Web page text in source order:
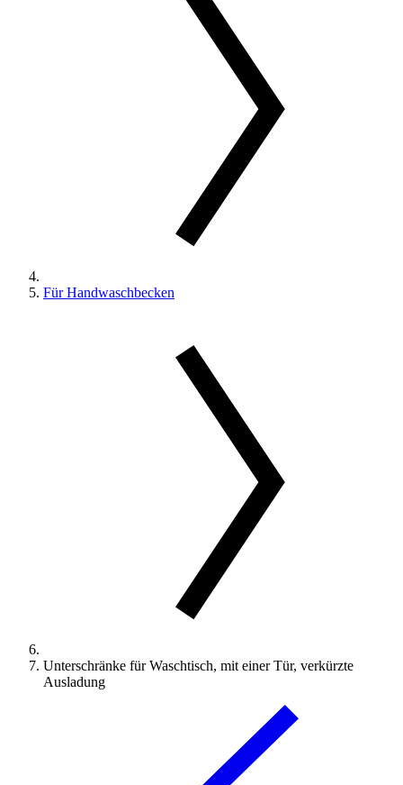
Für Handwaschbecken
Unterschränke für Waschtisch, mit einer Tür, verkürzte
Ausladung